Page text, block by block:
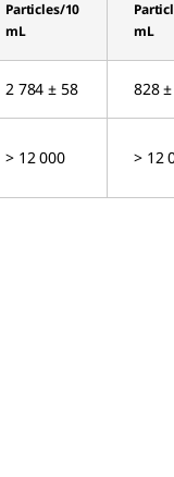
Particles/10
mL
mL
2 784 ± 58 828
> 12 000 > 12